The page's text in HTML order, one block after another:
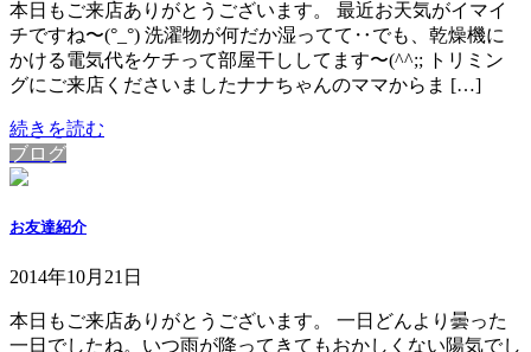
本日もご来店ありがとうございます。 最近お天気がイマイ
チですね〜(°_°) 洗濯物が何だか湿ってて‥でも、乾燥機に
かける電気代をケチって部屋干ししてます〜(^^;; トリミン
グにご来店くださいましたナナちゃんのママからま […]
続きを読む
ブログ
お友達紹介
2014年10月21日
本日もご来店ありがとうございます。 一日どんより曇った
一日でしたね。いつ雨が降ってきてもおかしくない陽気でし